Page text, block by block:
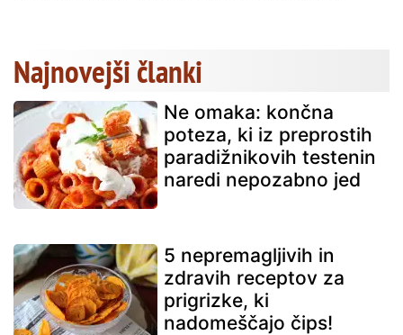
Najnovejši članki
Ne omaka: končna
poteza, ki iz preprostih
paradižnikovih testenin
naredi nepozabno jed
5 nepremagljivih in
zdravih receptov za
prigrizke, ki
nadomeščajo čips!